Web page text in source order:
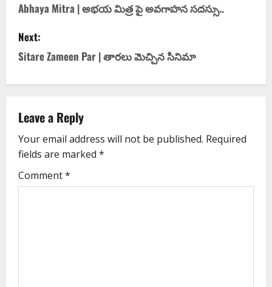
Abhaya Mitra | అభయ మిత్ర పై అవగాహన సదస్సు..
Next:
Sitare Zameen Par | తార‌లు మెచ్చిన సినిమా
Leave a Reply
Your email address will not be published. Required
fields are marked *
Comment*